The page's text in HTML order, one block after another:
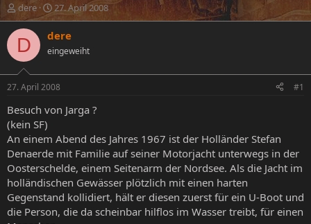
E
r
s
l
e
r
dere
E
r
s
e
l
t
a
27. April 2008
D dere
eingeweiht
27. April 2008 #1
Besuch von Jarga ?
(kein SF)
An einem Abend des Jahres 1967 ist der Holländer Stefan
Denaerde mit Familie auf seiner Motorjacht unterwegs in der
Oosterschelde, einem Seitenarm der Nordsee. Als die Jacht im
holländischen Gewässer plötzlich mit einen harten
Gegenstand kollidiert, hält er diesen zuerst für ein U-Boot und
die Person, die da scheinbar hilflos im Wasser treibt, für einen